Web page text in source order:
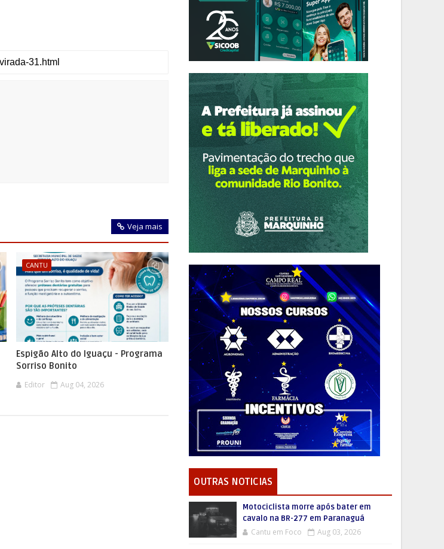
Veja mais
CANTU
Espigão Alto do Iguaçu - Programa
Sorriso Bonito
Editor Aug 04, 2026
OUTRAS NOTICIAS
Motociclista morre após bater em
cavalo na BR-277 em Paranaguá
Cantu em Foco Aug 03, 2026